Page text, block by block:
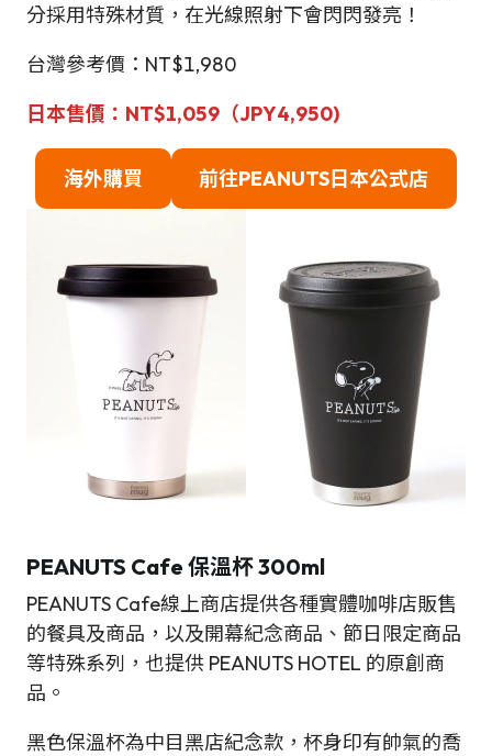
分採用特殊材質，在光線照射下會閃閃發亮！
台灣參考價：NT$1,980
日本售價：NT$1,059（JPY4,950)
海外購買 前往PEANUTS日本公式店
PEANUTS Cafe 保溫杯 300ml
PEANUTS Cafe線上商店提供各種實體咖啡店販售
的餐具及商品，以及開幕紀念商品、節日限定商品
等特殊系列，也提供 PEANUTS HOTEL 的原創商
品。
黑色保溫杯為中目黑店紀念款，杯身印有帥氣的喬